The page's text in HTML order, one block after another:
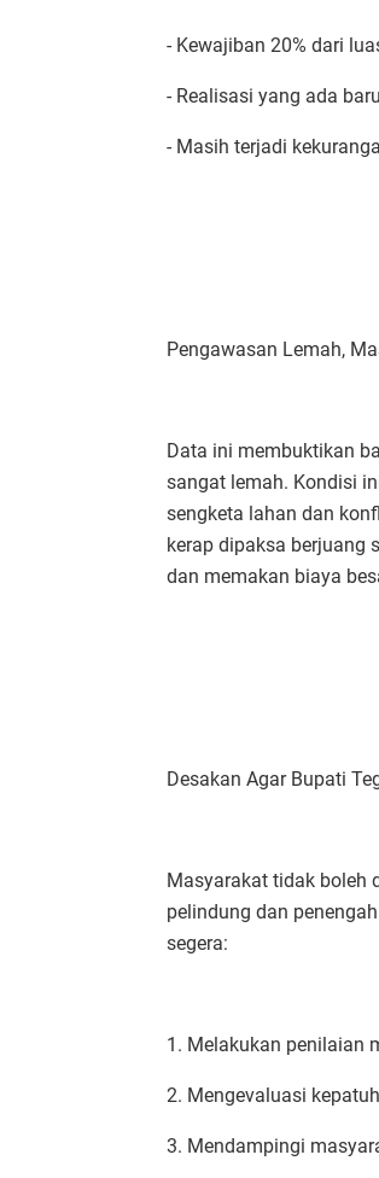
- Kewajiban 20% dari
- Realisasi yang ada
- Masih terjadi
Pengawasan Lemah,
Data ini membuktikan
sangat lemah. Kondisi
sengketa lahan dan
kerap dipaksa berjuang
dan memakan biaya
Desakan Agar Bupati
Masyarakat tidak boleh
pelindung dan
segera:
1. Melakukan penilaian
2. Mengevaluasi
3. Mendampingi